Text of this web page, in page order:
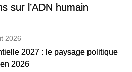
sur l’ADN humain
2026
2027 : le paysage politique
2026